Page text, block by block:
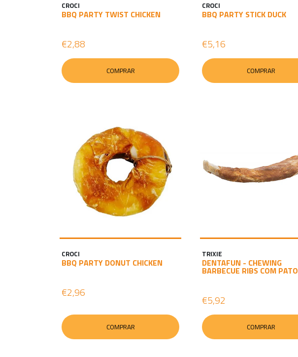
CROCI
BBQ PARTY TWIST CHICKEN
€2,88
COMPRAR
CROCI
BBQ PARTY STICK DUCK
€5,16
COMPRAR
CROCI
BBQ PARTY DONUT CHICKEN
€2,96
COMPRAR
TRIXIE
DENTAFUN - CHEWING
BARBECUE RIBS COM PATO
€5,92
COMPRAR